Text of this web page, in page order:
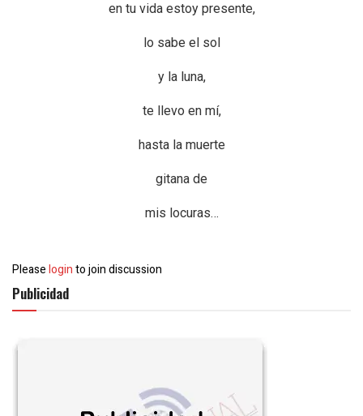
en tu vida estoy presente,
lo sabe el sol
y la luna,
te llevo en mí,
hasta la muerte
gitana de
mis locuras…
Pleaseloginto join discussion
Publicidad